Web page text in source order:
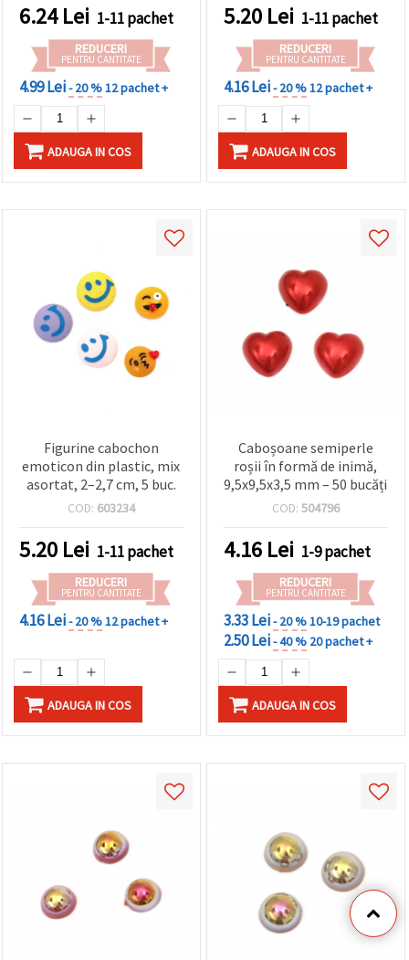
6.24Lei 1-11 pachet
REDUCERI
PENTRU CANTITATE
4.99 Lei- 20 %12 pachet +
ADAUGA IN COS
5.20 Lei 1-11 pachet
REDUCERI
PENTRU CANTITATE
4.16 Lei- 20 %12 pachet +
ADAUGA IN COS
Figurine cabochon
emoticon din plastic, mix
asortat, 2–2,7 cm, 5 buc.
COD: 603234
5.20 Lei 1-11 pachet
REDUCERI
PENTRU CANTITATE
4.16 Lei- 20 %12 pachet +
ADAUGA IN COS
Caboșoane semiperle
roșii în formă de inimă,
9,5x9,5x3,5 mm – 50 bucăți
COD: 504796
4.16 Lei 1-9 pachet
REDUCERI
PENTRU CANTITATE
3.33 Lei- 20 %10-19 pachet
2.50 Lei- 40 % 20 pachet +
ADAUGA IN COS